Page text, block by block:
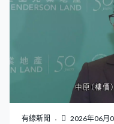
有線新聞 2026年06月